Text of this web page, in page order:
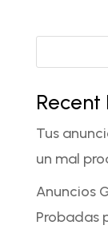
Recent
Tus
un mal
Anuncios
Probadas